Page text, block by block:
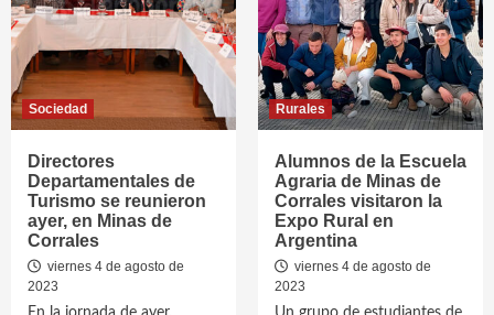
Sociedad
Directores
Departamentales de
Turismo se reunieron
ayer, en Minas de
Corrales
viernes 4 de agosto de
2023
Rurales
Alumnos de la Escuela
Agraria de Minas de
Corrales visitaron la
Expo Rural en
Argentina
viernes 4 de agosto de
2023